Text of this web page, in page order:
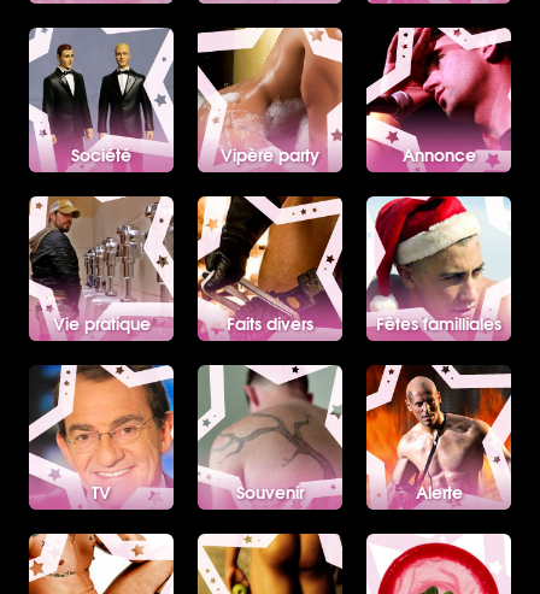
Société Vipère party Annonce
Vie pratique Faits divers Fêtes familliales
TV Souvenir Alerte